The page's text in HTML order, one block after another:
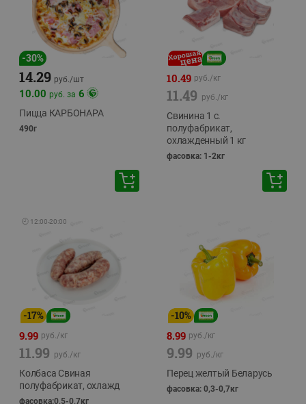
-30%
14.29 руб./шт
10.00 руб. за 6
Пицца КАРБОНАРА
490г
10.49 руб./кг
11.49 руб./кг
Свинина 1 с.
полуфабрикат,
охлажденный 1 кг
фасовка: 1-2кг
🕘 12:00-20:00
-17%
9.99 руб./кг
11.99 руб./кг
Колбаса Свиная
полуфабрикат, охлажд
фасовка:0,5-0,7кг
-10%
8.99 руб./кг
9.99 руб./кг
Перец желтый Беларусь
фасовка: 0,3-0,7кг